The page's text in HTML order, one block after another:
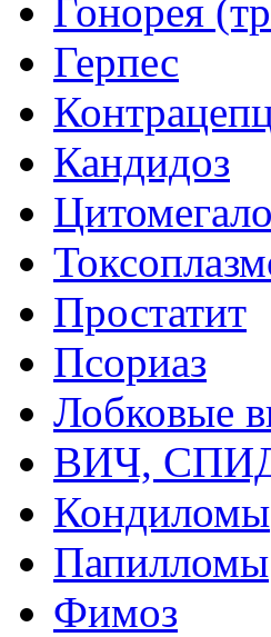
Гонорея
Герпес
Кандидоз
Простатит
Псориаз
Лобковые
ВИЧ,
Кондиломы
Папилломы
Фимоз